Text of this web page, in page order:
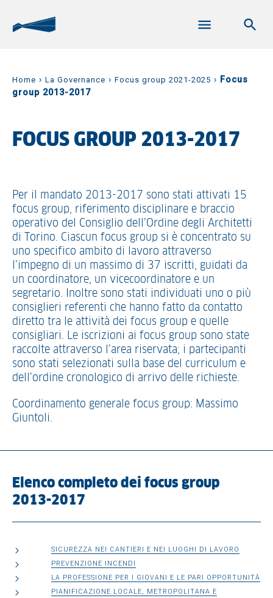
Home › La Governance › Focus group 2021-2025 › Focus
group 2013-2017
FOCUS GROUP 2013-2017
Per il mandato 2013-2017 sono stati attivati 15
focus group, riferimento disciplinare e braccio
operativo del Consiglio dell’Ordine degli Architetti
di Torino. Ciascun focus group si è concentrato su
uno specifico ambito di lavoro attraverso
l’impegno di un massimo di 37 iscritti, guidati da
un coordinatore, un vicecoordinatore e un
segretario. Inoltre sono stati individuati uno o più
consiglieri referenti che hanno fatto da contatto
diretto tra le attività dei focus group e quelle
consigliari. Le iscrizioni ai focus group sono state
raccolte attraverso l’area riservata; i partecipanti
sono stati selezionati sulla base del curriculum e
dell’ordine cronologico di arrivo delle richieste.
Coordinamento generale focus group: Massimo
Giuntoli.
Elenco completo dei focus group
2013-2017
SICUREZZA NEI CANTIERI E NEI LUOGHI DI LAVORO
PREVENZIONE INCENDI
LA PROFESSIONE PER I GIOVANI E LE PARI OPPORTUNITÀ
PIANIFICAZIONE LOCALE, METROPOLITANA E